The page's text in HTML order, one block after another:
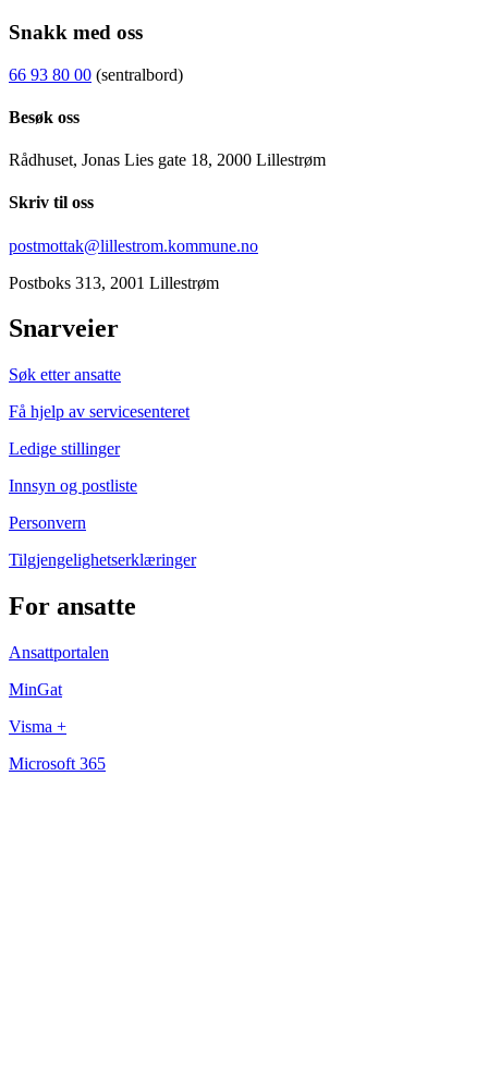
Snakk med oss
66 93 80 00 (sentralbord)
Besøk oss
Rådhuset, Jonas Lies gate 18, 2000 Lillestrøm
Skriv til oss
postmottak@lillestrom.kommune.no
Postboks 313, 2001 Lillestrøm
Snarveier
Søk etter ansatte
Få hjelp av servicesenteret
Ledige stillinger
Innsyn og postliste
Personvern
Tilgjengelighetserklæringer
For ansatte
Ansattportalen
MinGat
Visma +
Microsoft 365